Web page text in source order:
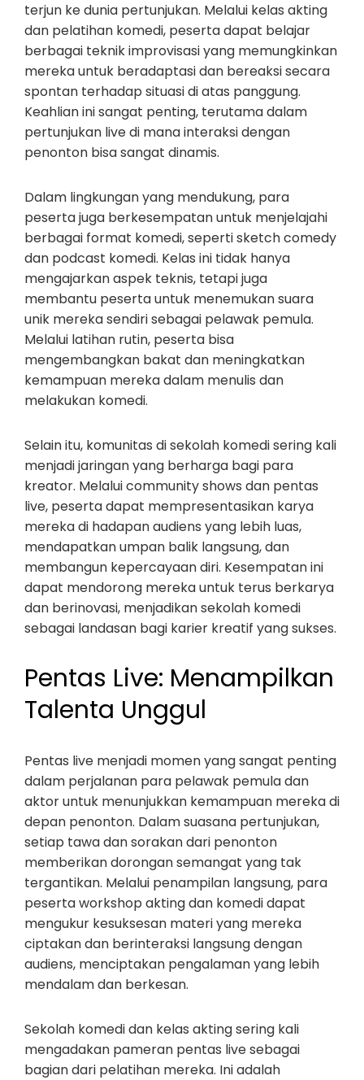
terjun ke dunia pertunjukan. Melalui kelas akting
dan pelatihan komedi, peserta dapat belajar
berbagai teknik improvisasi yang memungkinkan
mereka untuk beradaptasi dan bereaksi secara
spontan terhadap situasi di atas panggung.
Keahlian ini sangat penting, terutama dalam
pertunjukan live di mana interaksi dengan
penonton bisa sangat dinamis.
Dalam lingkungan yang mendukung, para
peserta juga berkesempatan untuk menjelajahi
berbagai format komedi, seperti sketch comedy
dan podcast komedi. Kelas ini tidak hanya
mengajarkan aspek teknis, tetapi juga
membantu peserta untuk menemukan suara
unik mereka sendiri sebagai pelawak pemula.
Melalui latihan rutin, peserta bisa
mengembangkan bakat dan meningkatkan
kemampuan mereka dalam menulis dan
melakukan komedi.
Selain itu, komunitas di sekolah komedi sering kali
menjadi jaringan yang berharga bagi para
kreator. Melalui community shows dan pentas
live, peserta dapat mempresentasikan karya
mereka di hadapan audiens yang lebih luas,
mendapatkan umpan balik langsung, dan
membangun kepercayaan diri. Kesempatan ini
dapat mendorong mereka untuk terus berkarya
dan berinovasi, menjadikan sekolah komedi
sebagai landasan bagi karier kreatif yang sukses.
Pentas Live: Menampilkan
Talenta Unggul
Pentas live menjadi momen yang sangat penting
dalam perjalanan para pelawak pemula dan
aktor untuk menunjukkan kemampuan mereka di
depan penonton. Dalam suasana pertunjukan,
setiap tawa dan sorakan dari penonton
memberikan dorongan semangat yang tak
tergantikan. Melalui penampilan langsung, para
peserta workshop akting dan komedi dapat
mengukur kesuksesan materi yang mereka
ciptakan dan berinteraksi langsung dengan
audiens, menciptakan pengalaman yang lebih
mendalam dan berkesan.
Sekolah komedi dan kelas akting sering kali
mengadakan pameran pentas live sebagai
bagian dari pelatihan mereka. Ini adalah